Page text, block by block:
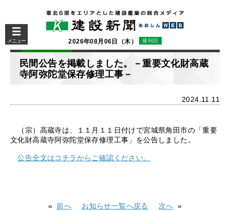
メニュー 2026年08月06日（木） 発刊日
民間公告を掲載しました。－重要文化財高蔵
寺阿弥陀堂保存修理工事－
2024.11.11
（宗）高蔵寺は、１１月１１日付けで宮城県角田市の「重要
文化財高蔵寺阿弥陀堂保存修理工事」を公告しました。
公告全文はコチラからご確認ください。
前へ お知らせ一覧へ戻る 次へ